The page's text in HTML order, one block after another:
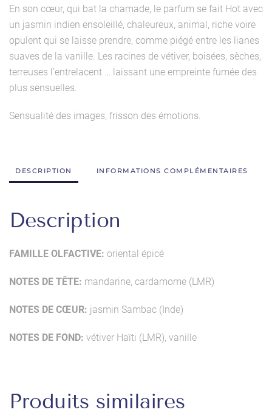
En son cœur, qui bat la chamade, le parfum se fait Hot avec
un jasmin indien ensoleillé, chaleureux, animal, riche voire
opulent qui se laisse prendre, comme piégé entre les lianes
suaves de la vanille. Les racines de vétiver, boisées, sèches,
terreuses l’entrelacent … laissant une empreinte fumée des
plus sensuelles.
Sensualité des images, frisson des émotions.
DESCRIPTION INFORMATIONS COMPLÉMENTAIRES
Description
FAMILLE OLFACTIVE: oriental épicé
NOTES DE TÊTE: mandarine, cardamome (LMR)
NOTES DE CŒUR: jasmin Sambac (Inde)
NOTES DE FOND: vétiver Haïti (LMR), vanille
Produits similaires